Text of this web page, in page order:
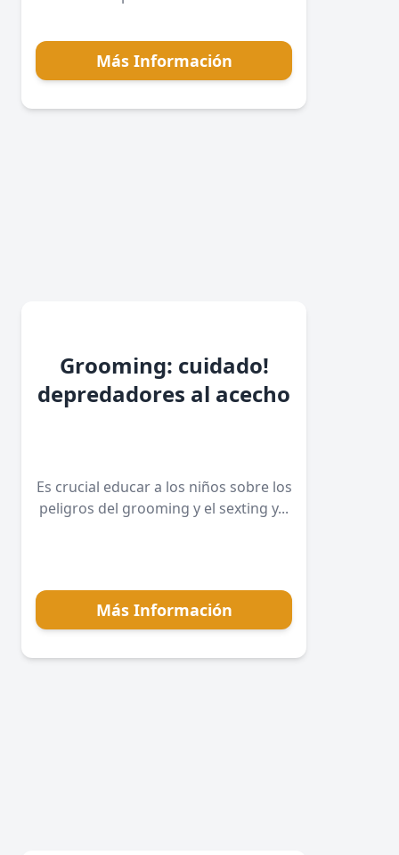
Más Información
Grooming: cuidado!
depredadores al acecho
Es crucial educar a los niños sobre los
peligros del grooming y el sexting y...
Más Información